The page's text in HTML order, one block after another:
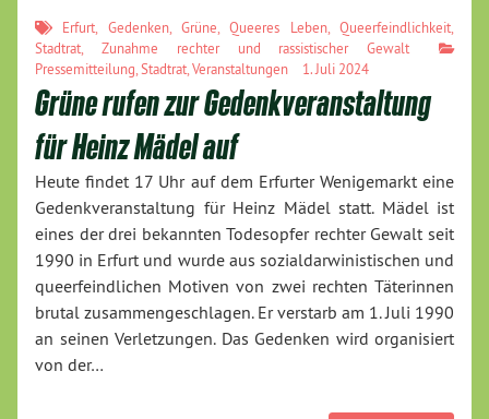
Erfurt, Gedenken,Grüne,Queeres Leben,Queerfeindlichkeit,
Stadtrat, Zunahme rechter und rassistischer Gewalt
Pressemitteilung,Stadtrat,Veranstaltungen 1. Juli 2024
Grüne rufen zur Gedenkveranstaltung
für Heinz Mädel auf
Heute findet 17 Uhr auf dem Erfurter Wenigemarkt eine
Gedenkveranstaltung für Heinz Mädel statt. Mädel ist
eines der drei bekannten Todesopfer rechter Gewalt seit
1990 in Erfurt und wurde aus sozialdarwinistischen und
queerfeindlichen Motiven von zwei rechten Täterinnen
brutal zusammengeschlagen. Er verstarb am 1. Juli 1990
an seinen Verletzungen. Das Gedenken wird organisiert
von der…